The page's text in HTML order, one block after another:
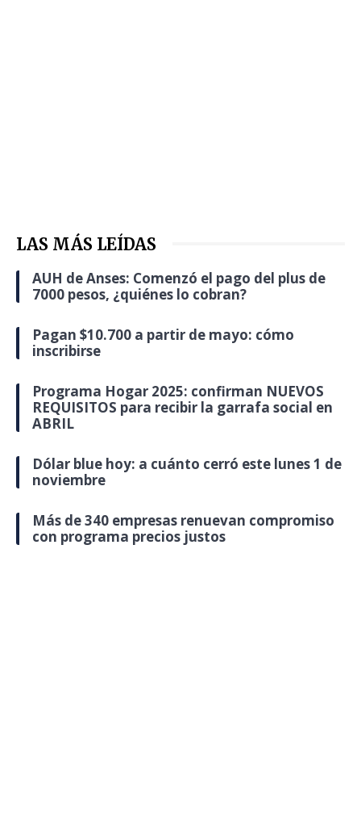
LAS MÁS LEÍDAS
AUH de Anses: Comenzó el pago del plus de
7000 pesos, ¿quiénes lo cobran?
Pagan $10.700 a partir de mayo: cómo
inscribirse
Programa Hogar 2025: confirman NUEVOS
REQUISITOS para recibir la garrafa social en
ABRIL
Dólar blue hoy: a cuánto cerró este lunes 1 de
noviembre
Más de 340 empresas renuevan compromiso
con programa precios justos